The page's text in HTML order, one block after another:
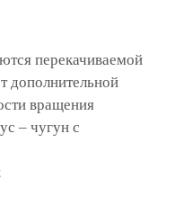
перекачиваемой
дополнительной
вращения
– чугун с